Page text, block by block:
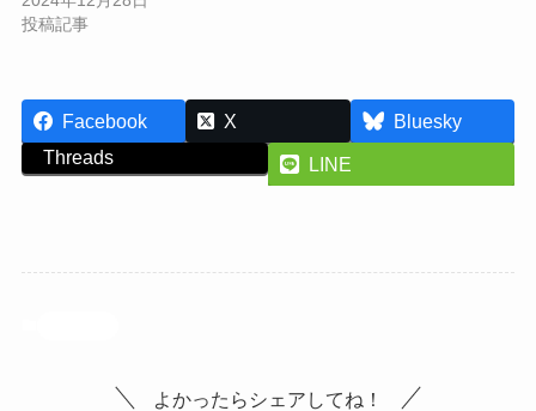
投稿記事
Facebook X
Bluesky
Threads
LINE
よかったらシェアしてね！